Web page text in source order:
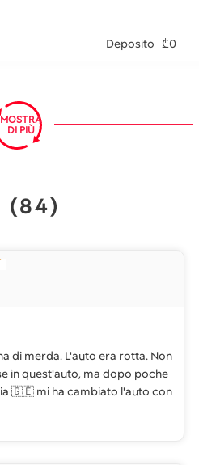
Deposito ₾0
MOSTRA
DI PIÙ
(84)
di merda. L'auto era rotta. Non
in quest'auto, ma dopo poche
🇬🇪 mi ha cambiato l'auto con